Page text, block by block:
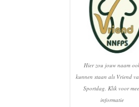
Hier zou jouw naam
kunnen staan als Vriend
Sportdag. Klik voor
informatie